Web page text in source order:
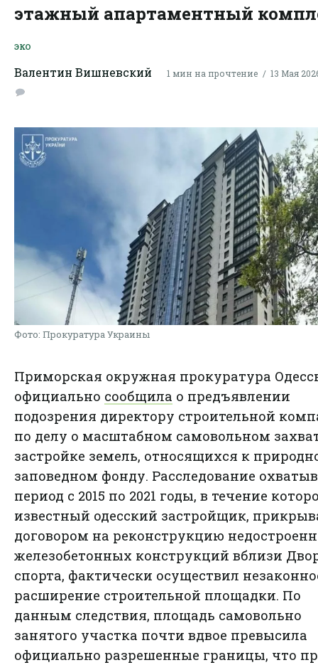
этажный апартаментный
ЭКО
Валентин Вишневский 1 мин на прочтение 13 Мая
Фото: Прокуратура Украины
Приморская окружная прокуратура
официально сообщила о предъявлении
подозрения директору строительной
по делу о масштабном самовольном
застройке земель, относящихся к
заповедном фонду. Расследование
период с 2015 по 2021 годы, в течение
известный одесский застройщик,
договором на реконструкцию
железобетонных конструкций вблизи
спорта, фактически осуществил
расширение строительной площадки. По
данным следствия, площадь самовольно
занятого участка почти вдвое превысила
официально разрешенные границы, что